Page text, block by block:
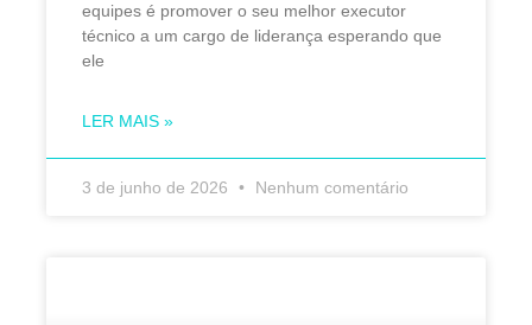
equipes é promover o seu melhor executor
técnico a um cargo de liderança esperando que
ele
LER MAIS »
3 de junho de 2026 Nenhum comentário